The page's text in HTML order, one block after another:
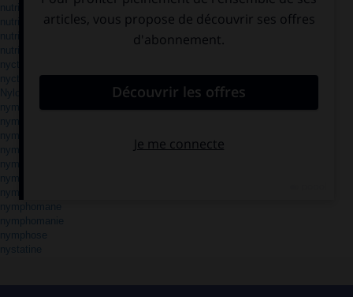
nutritif
nutrition
nutritionnel
nutritionniste
nyctalope
nyctalopie
Nylon
nymphal
nymphalidé
nymphe
nymphéa
nymphéacée
nymphette
nympho
nymphomane
nymphomanie
nymphose
nystatine